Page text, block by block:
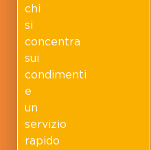
chi
si
concentra
sui
condimenti
e
un
servizio
rapido